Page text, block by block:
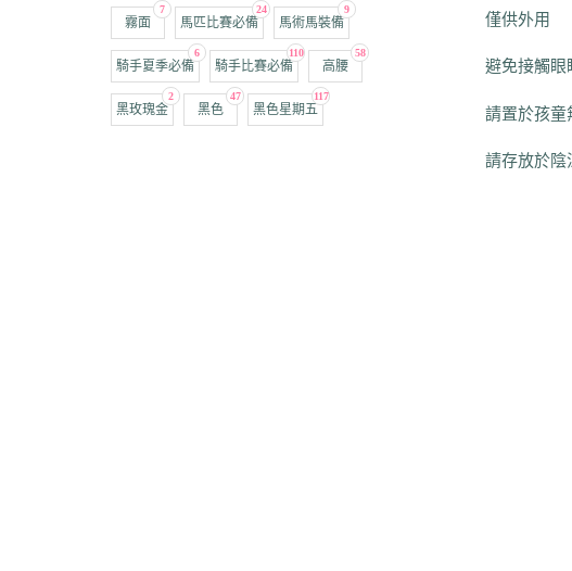
7
霧面
24
馬匹比賽必備
9
馬術馬裝備
6
騎手夏季必備
110
騎手比賽必備
58
高腰
2
黑玫瑰金
47
黑色
117
黑色星期五
僅供外用
避免接觸眼
請置於孩童
請存放於陰